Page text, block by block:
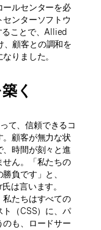
ールセンターを必
ンターソフトウ
ることで、Allied
、顧客との調和を
りました。
く
て、信頼できるコ
。顧客が無力な状
時間が刻々と進
せん。「私たちの
負です」と、
は言います。
私たちはすべての
ト（CSS）に、パ
のも、ロードサー